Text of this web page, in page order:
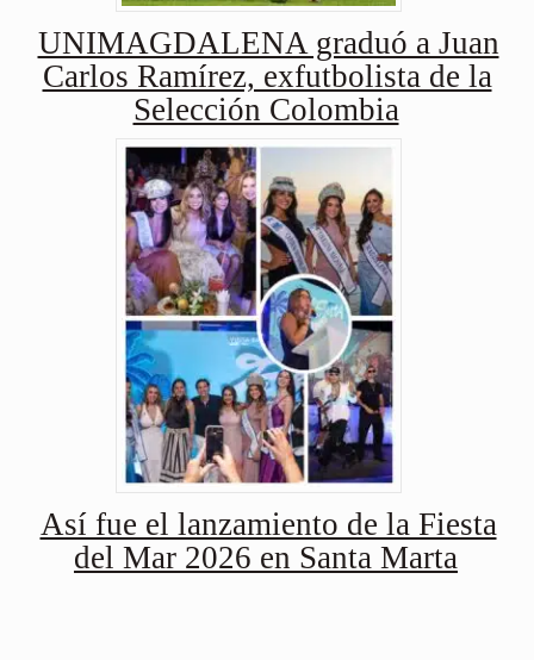
UNIMAGDALENA graduó a Juan
Carlos Ramírez, exfutbolista de la
Selección Colombia
Así fue el lanzamiento de la Fiesta
del Mar 2026 en Santa Marta